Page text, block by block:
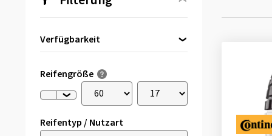
Verfügbarkeit
Reifengröße
Reifentyp / Nutzart